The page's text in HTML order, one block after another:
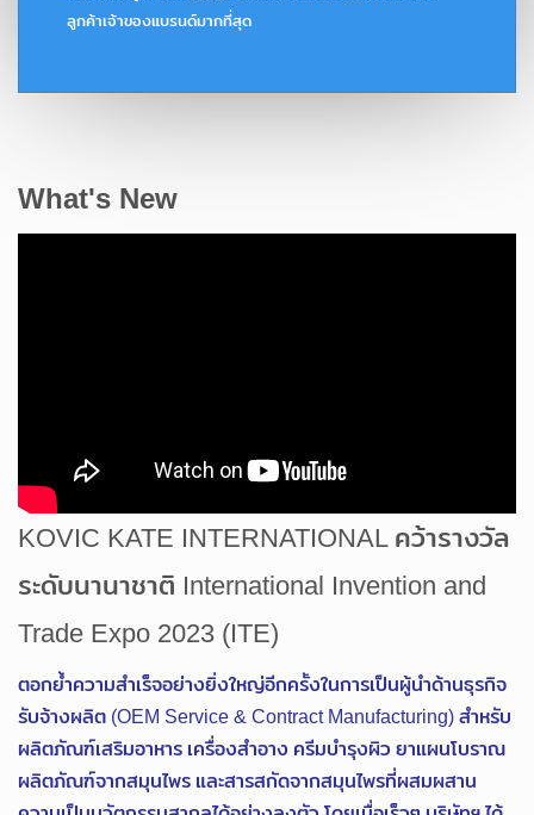
ลูกค้าเจ้าของแบรนด์มากที่สุด
What's New
KOVIC KATE INTERNATIONAL คว้ารางวัล
ระดับนานาชาติ International Invention and
Trade Expo 2023 (ITE)
ตอกย้ำความสำเร็จอย่างยิ่งใหญ่อีกครั้งในการเป็นผู้นำด้านธุรกิจ
รับจ้างผลิต (OEM Service & Contract Manufacturing) สำหรับ
ผลิตภัณฑ์เสริมอาหาร เครื่องสําอาง ครีมบำรุงผิว ยาแผนโบราณ
ผลิตภัณฑ์จากสมุนไพร และสารสกัดจากสมุนไพรที่ผสมผสาน